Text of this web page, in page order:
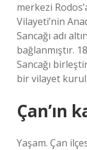
merkezi
Vilayeti’nin
Sancağı adı
bağlanmıştır.
Sancağı
bir vilayet
Çan’ın
Yaşam. Çan